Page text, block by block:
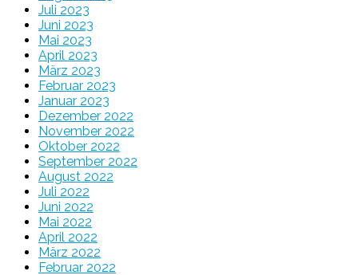
Juli 2023
Juni 2023
Mai 2023
April 2023
März 2023
Februar 2023
Januar 2023
Dezember 2022
November 2022
Oktober 2022
September 2022
August 2022
Juli 2022
Juni 2022
Mai 2022
April 2022
März 2022
Februar 2022